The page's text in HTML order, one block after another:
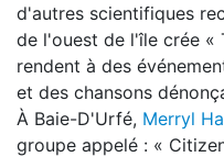
d'autres scientifiques
de l'ouest de l'île crée «
rendent à des
et des chansons
À Baie-D'Urfé, Merryl
groupe appelé : «